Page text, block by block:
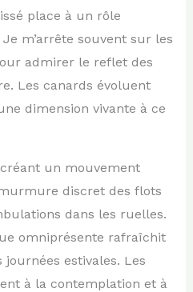
place à un rôle
m’arrête souvent sur les
admirer le reflet des
Les canards évoluent
dimension vivante à ce
un mouvement
discret des flots
dans les ruelles.
omniprésente rafraîchit
estivales. Les
à la contemplation et à